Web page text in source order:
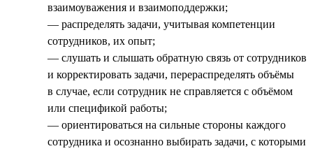
взаимоуважения и взаимоподдержки;
— распределять задачи, учитывая компетенции
сотрудников, их опыт;
— слушать и слышать обратную связь от сотрудников
и корректировать задачи, перераспределять объёмы
в случае, если сотрудник не справляется с объёмом
или спецификой работы;
— ориентироваться на сильные стороны каждого
сотрудника и осознанно выбирать задачи, с которыми